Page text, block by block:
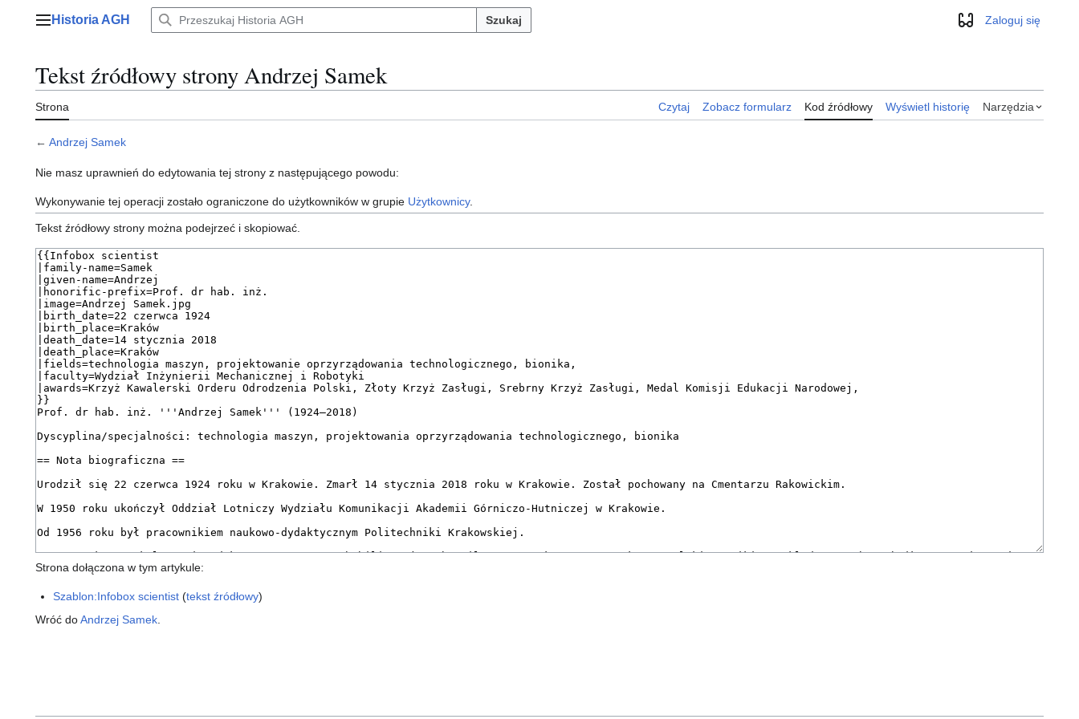
Menu główne
Historia AGH Szukaj WyglądZaloguj się
Tekst źródłowy strony Andrzej Samek
Strona Czytaj Zobacz formularz Kod źródłowy Wyświetl historię Narzędzia
← Andrzej Samek
Nie masz uprawnień do edytowania tej strony z następującego powodu:
Wykonywanie tej operacji zostało ograniczone do użytkowników w grupie Użytkownicy.
Tekst źródłowy strony można podejrzeć i skopiować.
Strona dołączona w tym artykule:
Szablon:Infobox scientist (tekst źródłowy)
Wróć doAndrzej Samek